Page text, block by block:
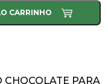
CARRINHO
CHOCOLATE PARA